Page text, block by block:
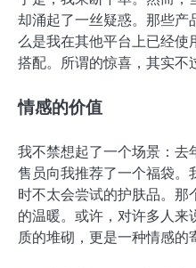
却涌起了一丝疑惑。那些
么是我在其他平台上已经使
搭配。所谓的惊喜，其实不
情感的价值
我不禁想起了一个场景：去
售员向我推荐了一个福袋
时不太会尝试的护肤品。
的温暖。或许，对许多人
质的堆砌，更是一种情感的